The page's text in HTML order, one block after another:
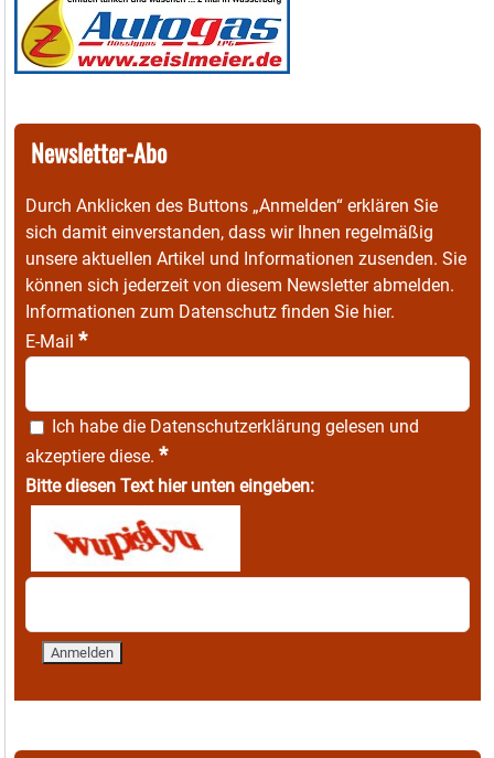
Newsletter-Abo
Durch Anklicken des Buttons „Anmelden“ erklären Sie
sich damit einverstanden, dass wir Ihnen regelmäßig
unsere aktuellen Artikel und Informationen zusenden. Sie
können sich jederzeit von diesem Newsletter abmelden.
Informationen zum Datenschutz finden Sie hier.
E-Mail *
Ich habe die Datenschutzerklärung gelesen und
akzeptiere diese. *
Bitte diesen Text hier unten eingeben: